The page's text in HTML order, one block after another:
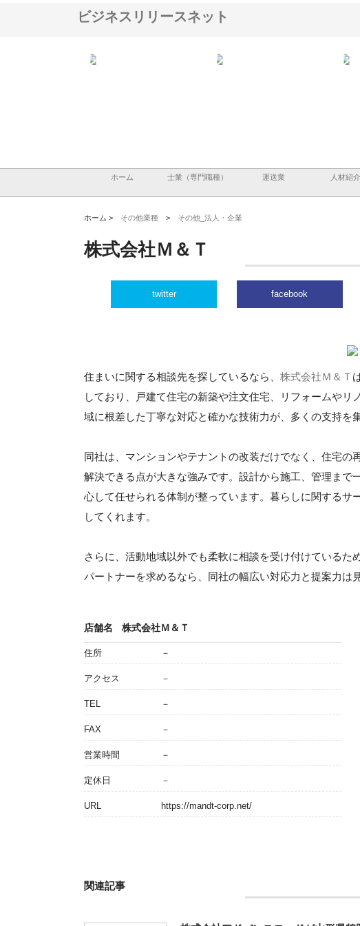
ビジネスリリースネット
ホーム 士業（専門職種） 運送業 人材紹
ホーム > その他業種 > その他_法人・企業
株式会社Ｍ＆Ｔ
twitter facebook
住まいに関する相談先を探しているなら、 株式会社Ｍ＆Ｔ
しており、戸建て住宅の新築や注文住宅、リフォームや
域に根差した丁寧な対応と確かな技術力が、多くの支持を
同社は、マンションやテナントの改装だけでなく、住宅
解決できる点が大きな強みです。設計から施工、管理ま
心して任せられる体制が整っています。暮らしに関するサ
してくれます。
さらに、活動地域以外でも柔軟に相談を受け付けている
パートナーを求めるなら、同社の幅広い対応力と提案力は
店舗名 株式会社Ｍ＆Ｔ
住所 －
アクセス －
TEL －
FAX －
営業時間 －
定休日 －
URL https://mandt-corp.net/
関連記事